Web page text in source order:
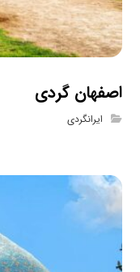
اصفهان گردی
ایرانگردی